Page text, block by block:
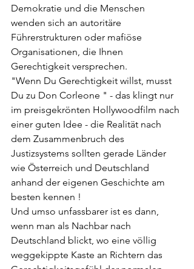
Demokratie und die Menschen
wenden sich an autoritäre
Führerstrukturen oder mafiöse
Organisationen, die Ihnen
Gerechtigkeit versprechen.
"Wenn Du Gerechtigkeit willst, musst
Du zu Don Corleone " - das klingt nur
im preisgekrönten Hollywoodfilm nach
einer guten Idee - die Realität nach
dem Zusammenbruch des
Justizsystems sollten gerade Länder
wie Österreich und Deutschland
anhand der eigenen Geschichte am
besten kennen !
Und umso unfassbarer ist es dann,
wenn man als Nachbar nach
Deutschland blickt, wo eine völlig
weggekippte Kaste an Richtern das